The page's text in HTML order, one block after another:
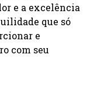
e a excelência
que só
e
com seu